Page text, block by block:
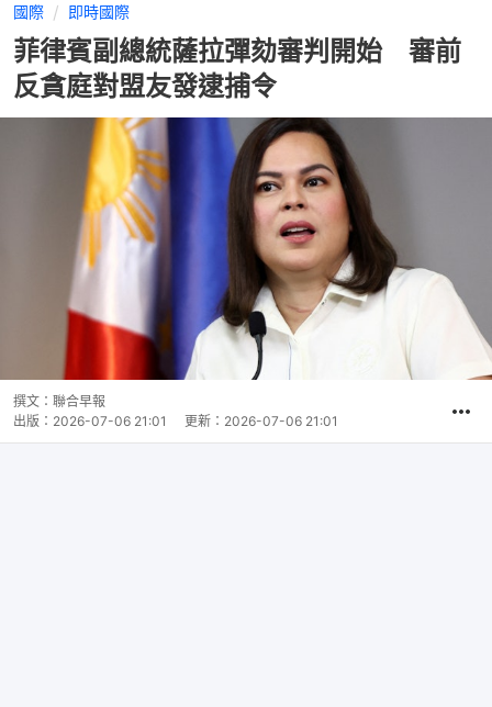
國際 即時國際
菲律賓副總統薩拉彈劾審判開始 審前
反貪庭對盟友發逮捕令
撰文： 聯合早報
出版： 2026-07-06 21:01 更新： 2026-07-06 21:01